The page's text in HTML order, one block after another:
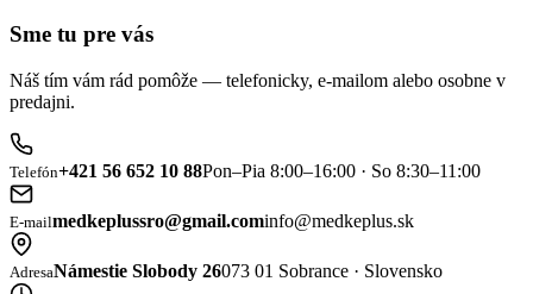
Sme tu pre vás
Náš tím vám rád pomôže — telefonicky, e-mailom alebo osobne v
predajni.
Telefón+421 56 652 10 88Pon–Pia 8:00–16:00 · So 8:30–11:00
E-mailmedkeplussro@gmail.cominfo@medkeplus.sk
AdresaNámestie Slobody 26073 01 Sobrance · Slovensko